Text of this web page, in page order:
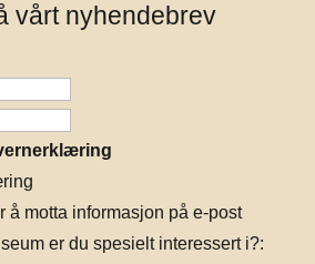
vårt nyhendebrev
å motta informasjon på e-post
er du spesielt interessert i?: